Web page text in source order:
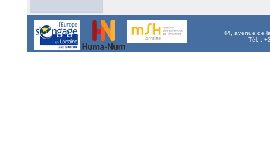
44, avenue de
Tél. :